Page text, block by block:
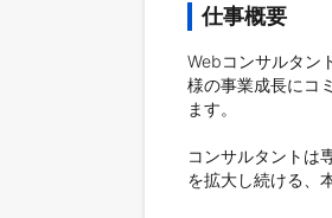
仕事概要
Webコンサルタン
様の事業成長にコ
ます。
コンサルタントは
を拡大し続ける、